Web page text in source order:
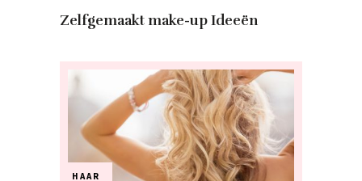
Zelfgemaakt make-up Ideeën
HAAR